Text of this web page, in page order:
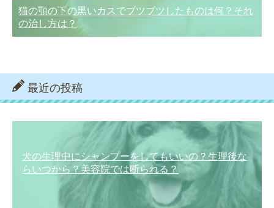
猫の顎の下の黒いカスでブツブツしたものは何？それ
の治し方は？
最近の投稿
犬の生理中にシャンプーをしてもいいの？生理後な
らいつから？美容院では断られる？